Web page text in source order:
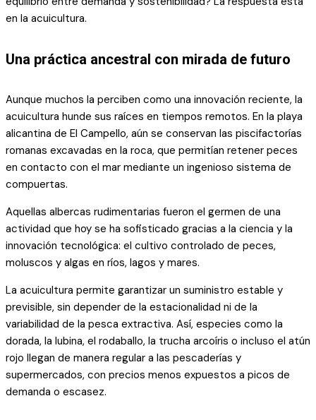
en la acuicultura.
Una práctica ancestral con mirada de futuro
Aunque muchos la perciben como una innovación reciente, la
acuicultura hunde sus raíces en tiempos remotos. En la playa
alicantina de El Campello, aún se conservan las piscifactorías
romanas excavadas en la roca, que permitían retener peces
en contacto con el mar mediante un ingenioso sistema de
compuertas.
Aquellas albercas rudimentarias fueron el germen de una
actividad que hoy se ha sofisticado gracias a la ciencia y la
innovación tecnológica: el cultivo controlado de peces,
moluscos y algas en ríos, lagos y mares.
La acuicultura permite garantizar un suministro estable y
previsible, sin depender de la estacionalidad ni de la
variabilidad de la pesca extractiva. Así, especies como la
dorada, la lubina, el rodaballo, la trucha arcoíris o incluso el atún
rojo llegan de manera regular a las pescaderías y
supermercados, con precios menos expuestos a picos de
demanda o escasez.